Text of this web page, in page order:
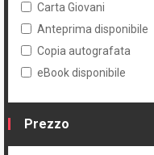
Carta Giovani
Anteprima disponibile
Copia autografata
eBook disponibile
Prezzo